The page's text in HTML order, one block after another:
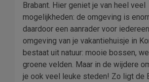
Brabant. Hier geniet je van heel veel
mogelijkheden: de omgeving is
daardoor een aanrader voor
omgeving van je vakantiehuisje in
bestaat uit natuur: mooie bossen,
groene velden. Maar in de wijdere
je ook veel leuke steden! Zo ligt de